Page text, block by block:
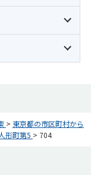
> 東京都の市区町村から
形町第5 > 704